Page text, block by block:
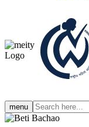
menu Search